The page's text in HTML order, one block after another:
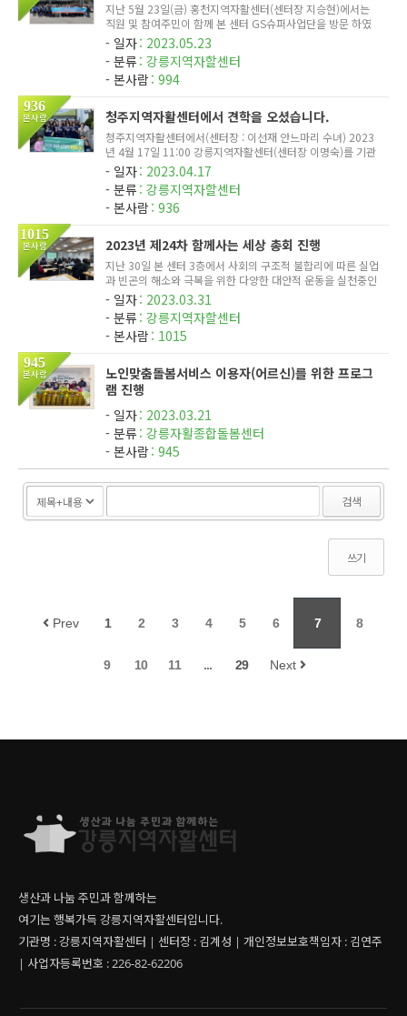
지난 5월 23일(금) 홍천지역자활센터(센터장 지승현)에서는
직원 및 참여주민이 함께 본 센터 GS슈퍼사업단을 방문 하였
다. 힐링과 견학을 위한 이번 행사에는 직원포함 총 67명이 참
여하였다. 이마트편의점을 운영중인 홍천지역자활센터에서는
슈퍼사업단의 ...
일자 2023.05.23
분류 강릉지역자할센터
본사람 994
936
본사람 청주지역자활센터에서 견학을 오셨습니다.
청주지역자활센터에서(센터장 : 이선재 안느마리 수녀) 2023
년 4월 17일 11:00 강릉지역자활센터(센터장 이명숙)를 기관
견학 하셨습니다. 간단한 사업소개 및 시설견학등을 진행하였
습니다. 견학 종료 후 단체촬영 청주지역자활센터에서 방문 기
념으로 사업단...
일자 2023.04.17
분류 강릉지역자할센터
본사람 936
1015
본사람 2023년 제24차 함께사는 세상 총회 진행
지난 30일 본 센터 3층에서 사회의 구조적 불합리에 따른 실업
과 빈곤의 해소와 극복을 위한 다양한 대안적 운동을 실천중인
사단법인 '함께사는 세상'의 총회가 진행되었다. 총회는 법인
산하 센터들의 예결산등을 승인하고, 합리적인 운영을 위한 추
가임원의...
일자 2023.03.31
분류 강릉지역자할센터
본사람 1015
945
본사람
노인맞춤돌봄서비스 이용자(어르신)를 위한 프로그
램 진행
일자 2023.03.21
분류 강릉자활종합돌봄센터
본사람 945
검색
쓰기
Prev 1 2 3 4 5 6 7 8
9 10 11 ... 29 Next
생산과 나눔 주민과 함께하는
여기는 행복가득 강릉지역자활센터입니다.
기관명 : 강릉지역자활센터 | 센터장 : 김계성 | 개인정보보호책임자 : 김연주
| 사업자등록번호 : 226-82-62206